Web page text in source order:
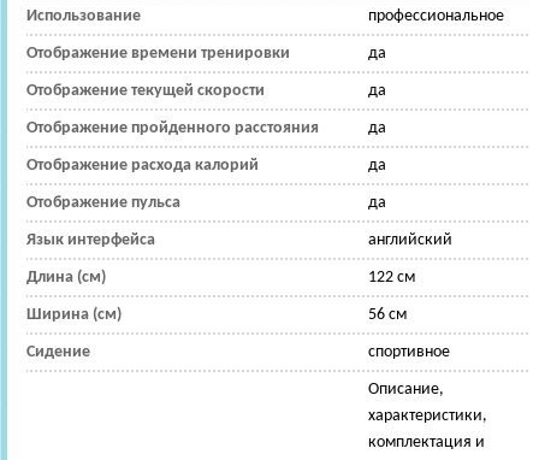
Использование профессиональное
Отображение времени тренировки да
Отображение текущей скорости да
Отображение пройденного расстояния да
Отображение расхода калорий да
Отображение пульса да
Язык интерфейса английский
Длина (см) 122 см
Ширина (см) 56 см
Сидение спортивное
Описание,
характеристики,
комплектация и